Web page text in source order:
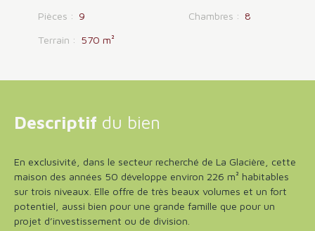
Pièces : 9 Chambres : 8
Terrain : 570 m²
Descriptif du bien
En exclusivité, dans le secteur recherché de La Glacière, cette
maison des années 50 développe environ 226 m² habitables
sur trois niveaux. Elle offre de très beaux volumes et un fort
potentiel, aussi bien pour une grande famille que pour un
projet d’investissement ou de division.